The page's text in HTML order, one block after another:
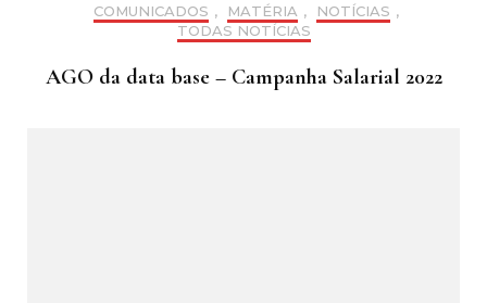
COMUNICADOS , MATÉRIA , NOTÍCIAS ,
TODAS NOTÍCIAS
AGO da data base – Campanha Salarial 2022